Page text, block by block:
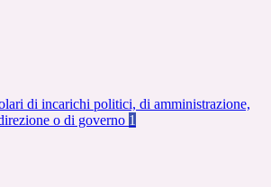
di incarichi politici, di amministrazione,
o di governo 1